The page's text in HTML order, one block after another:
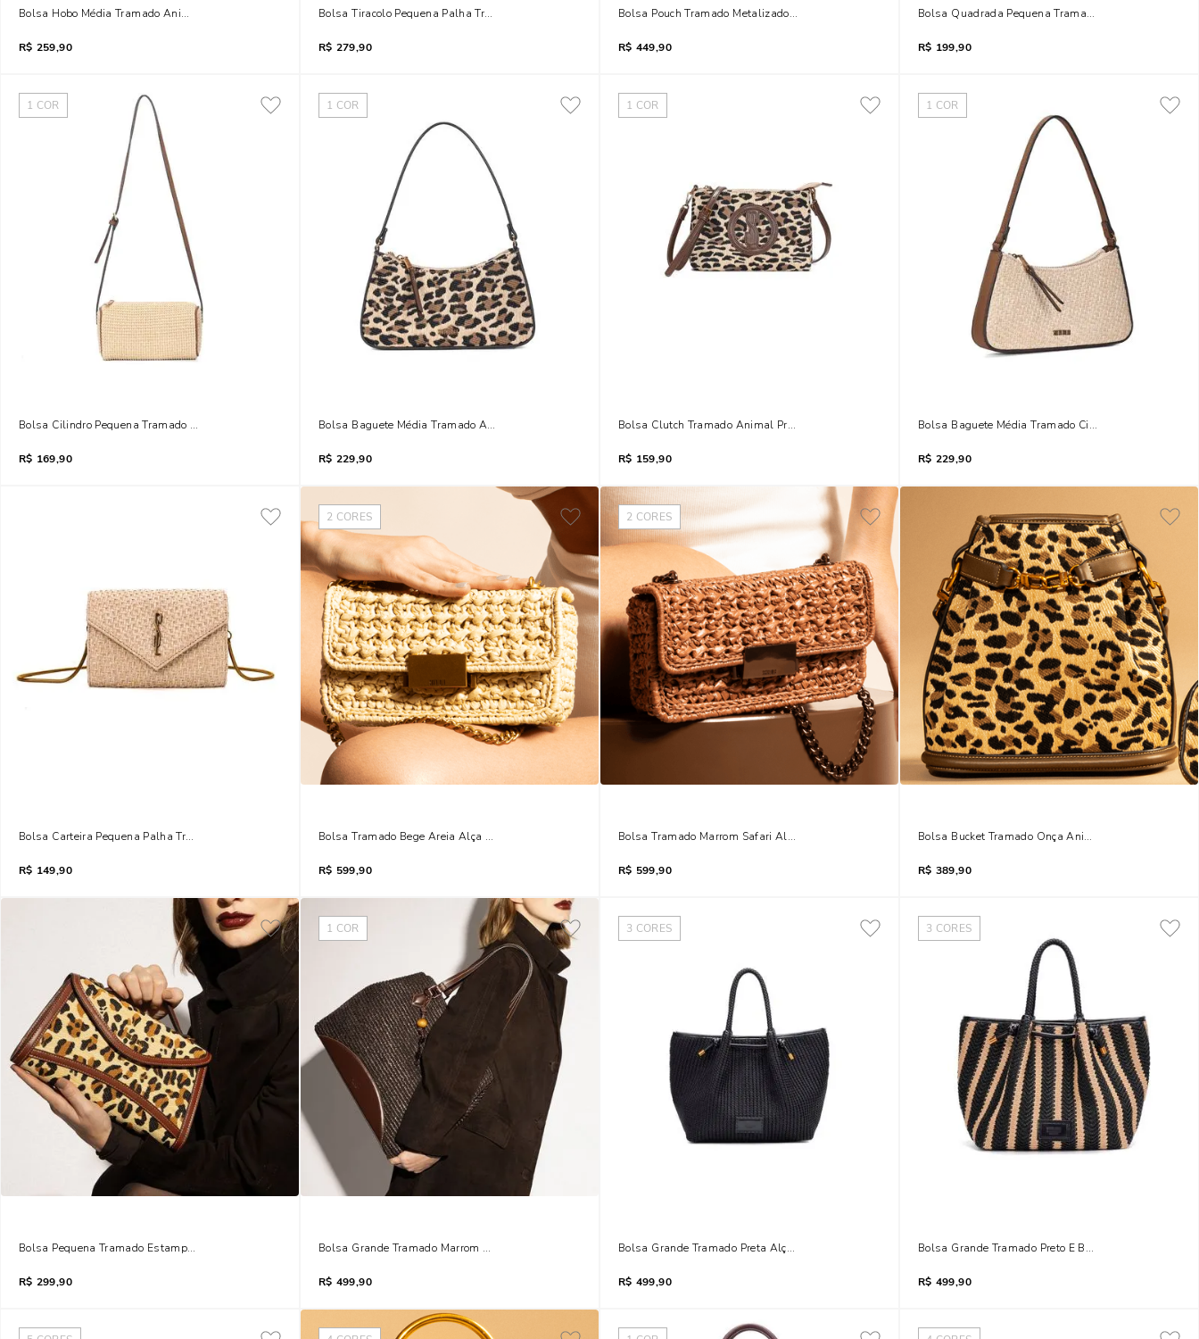
Bolsa Hobo Média Tramado Animal Print Onça
R$ 259,90
Bolsa Tiracolo Pequena Palha Tramado Marrom Dark
R$ 279,90
Bolsa Pouch Tramado Metalizado Dourado Tiracolo Brilho
R$ 449,90
Bolsa Quadrada Pequena Tramada Dourada
R$ 199,90
1 COR
Bolsa Cilindro Pequena Tramado Bege Transversal
R$ 169,90
1 COR
Bolsa Baguete Média Tramado Animal Print Onça
R$ 229,90
1 COR
Bolsa Clutch Tramado Animal Print Onça Transversal
R$ 159,90
1 COR
Bolsa Baguete Média Tramado Cinza Fog
R$ 229,90
Bolsa Carteira Pequena Palha Transversal Bege
R$ 149,90
2 CORES
Bolsa Tramado Bege Areia Alça De Corrente Dourada
R$ 599,90
2 CORES
Bolsa Tramado Marrom Safari Alça De Corrente Grafite
R$ 599,90
Bolsa Bucket Tramado Onça Animal Print Alça
R$ 389,90
Bolsa Pequena Tramado Estampa Animal Print Onça Alça Transversal
R$ 299,90
1 COR
Bolsa Grande Tramado Marrom Dark Alça De Ombro
R$ 499,90
3 CORES
Bolsa Grande Tramado Preta Alça De Ombro
R$ 499,90
3 CORES
Bolsa Grande Tramado Preto E Bege Alça De Ombro
R$ 499,90